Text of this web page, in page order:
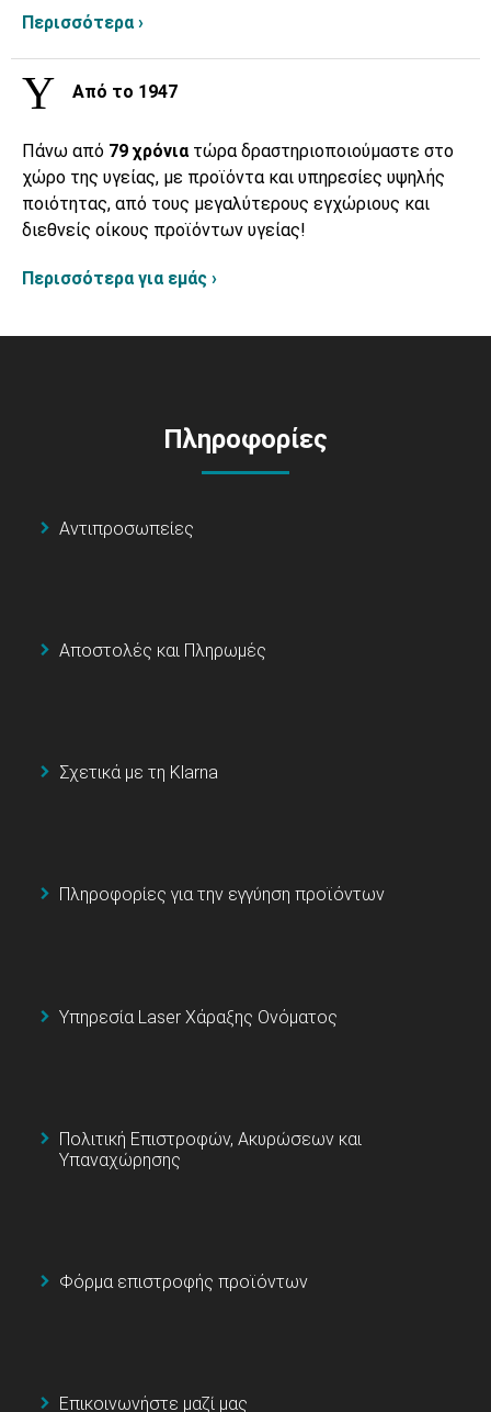
Περισσότερα ›
Από το 1947
Πάνω από 79 χρόνια τώρα δραστηριοποιούμαστε στο
χώρο της υγείας, με προϊόντα και υπηρεσίες υψηλής
ποιότητας, από τους μεγαλύτερους εγχώριους και
διεθνείς οίκους προϊόντων υγείας!
Περισσότερα για εμάς ›
Πληροφορίες
Αντιπροσωπείες
Αποστολές και Πληρωμές
Σχετικά με τη Klarna
Πληροφορίες για την εγγύηση προϊόντων
Υπηρεσία Laser Χάραξης Ονόματος
Πολιτική Επιστροφών, Ακυρώσεων και
Υπαναχώρησης
Φόρμα επιστροφής προϊόντων
Επικοινωνήστε μαζί μας